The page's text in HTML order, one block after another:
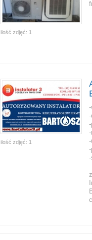
ilość zdjęć: 1
ilość zdjęć: 1